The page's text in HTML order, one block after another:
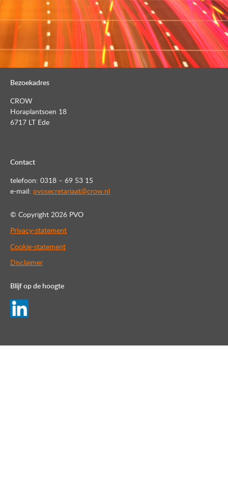
Bezoekadres
CROW
Horaplantsoen 18
6717 LT Ede
Contact
telefoon: 0318 – 69 53 15
e-mail: pvosecretariaat@crow.nl
© Copyright 2026 PVO
Privacy-statement
Cookie-statement
Disclaimer
Blijf op de hoogte